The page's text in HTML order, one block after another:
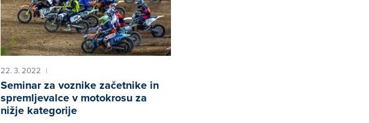
22. 3. 2022 |
Seminar za voznike začetnike in
spremljevalce v motokrosu za
nižje kategorije